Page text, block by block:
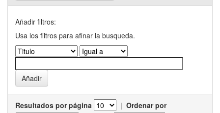
Añadir filtros:
Usa los filtros para afinar la busqueda.
Resultados por página | Ordenar por